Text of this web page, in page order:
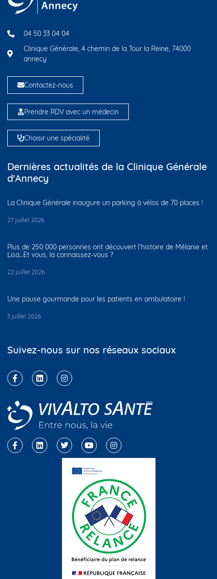
04 50 33 04 04
Clinique Générale, 4 chemin de la Tour la Reine, 74000
annecy
Contactez-nous
Prendre RDV avec un médecin
Choisir une spécialité
Dernières actualités de la Clinique Générale
d'Annecy
La Clinique Générale inaugure un parking à vélos de 70 places !
27 juillet 2026
Plus de 250 000 personnes ont découvert l’histoire de Mélanie et
Lisa…Et vous, la connaissez-vous ?
22 juillet 2026
Une pause gourmande pour les patients en ambulatoire !
3 juillet 2026
Suivez-nous sur nos réseaux sociaux